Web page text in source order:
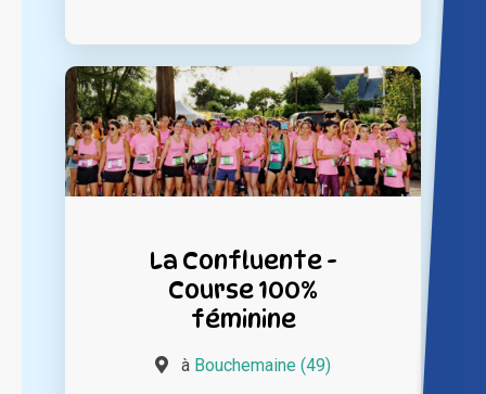
La Confluente -
Course 100%
féminine
à Bouchemaine (49)